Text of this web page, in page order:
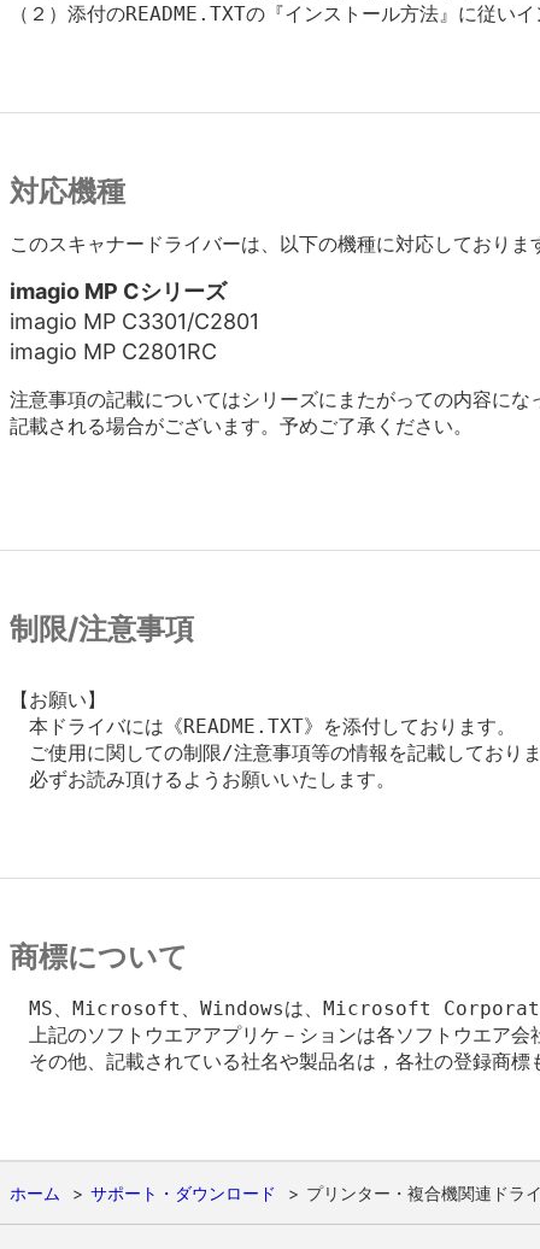
（２）添付のREADME.TXTの『インストール方法』に従い
対応機種
このスキャナードライバーは、以下の機種に対応しておりま
imagio MP Cシリーズ
imagio MP C3301/C2801
imagio MP C2801RC
注意事項の記載についてはシリーズにまたがっての内容に
記載される場合がございます。予めご了承ください。
制限/注意事項
【お願い】
本ドライバには《README.TXT》を添付しております。
ご使用に関しての制限/注意事項等の情報を記載しており
必ずお読み頂けるようお願いいたします。
商標について
MS、Microsoft、Windowsは、Microsoft
上記のソフトウエアアプリケ－ションは各ソフトウエア会
その他、記載されている社名や製品名は，各社の登録商標
ホーム サポート・ダウンロード プリンター・複合機関連ドラ